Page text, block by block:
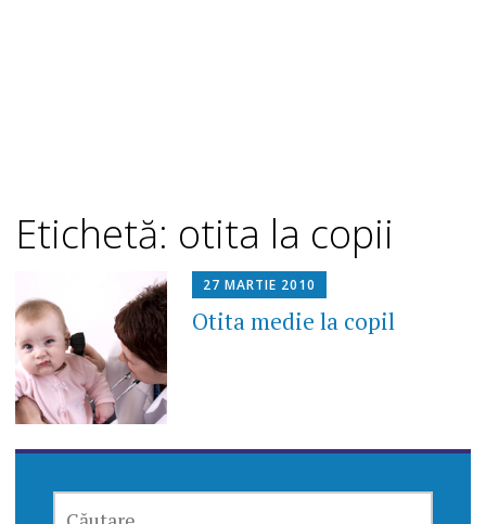
Etichetă: otita la copii
27 MARTIE 2010
Otita medie la copil